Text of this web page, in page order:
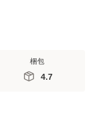
梱包
4.7